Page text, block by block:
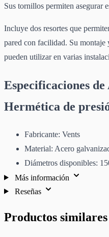
Sus tornillos permiten asegurar
Incluye dos resortes que
pared con facilidad. Su montaje
pueden utilizar en varias
Especificaciones
Hermética de
Fabricante: Vents
Material: Acero
Diámetros disponibles:
Más información
Reseñas
Productos similares